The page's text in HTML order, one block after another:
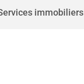
immobiliers